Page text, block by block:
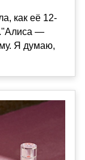
как её 12-
—
Я думаю,